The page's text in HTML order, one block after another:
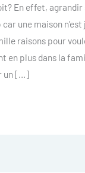
En effet, agrandir
une maison
raisons pour
en plus dans la
un […]